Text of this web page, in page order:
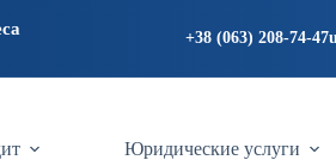
+38 (063) 208-74-47
Юридические услуги